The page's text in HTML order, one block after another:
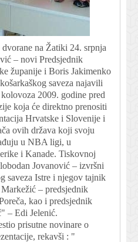
dvorane na Žatiki 24. srpnja
– novi Predsjednik
županije i Boris Jakimenko
saveza najavili
2009. godine pred
koja će direktno prenositi
Hrvatske i Slovenije i
ovih država koji svoju
u NBA ligi, u
i Kanade. Tiskovnoj
Jovanović – izvršni
saveza Istre i njegov tajnik
– predsjednik
kao i predsjednik
– Edi Jelenić.
prisutne novinare o
rekavši : "